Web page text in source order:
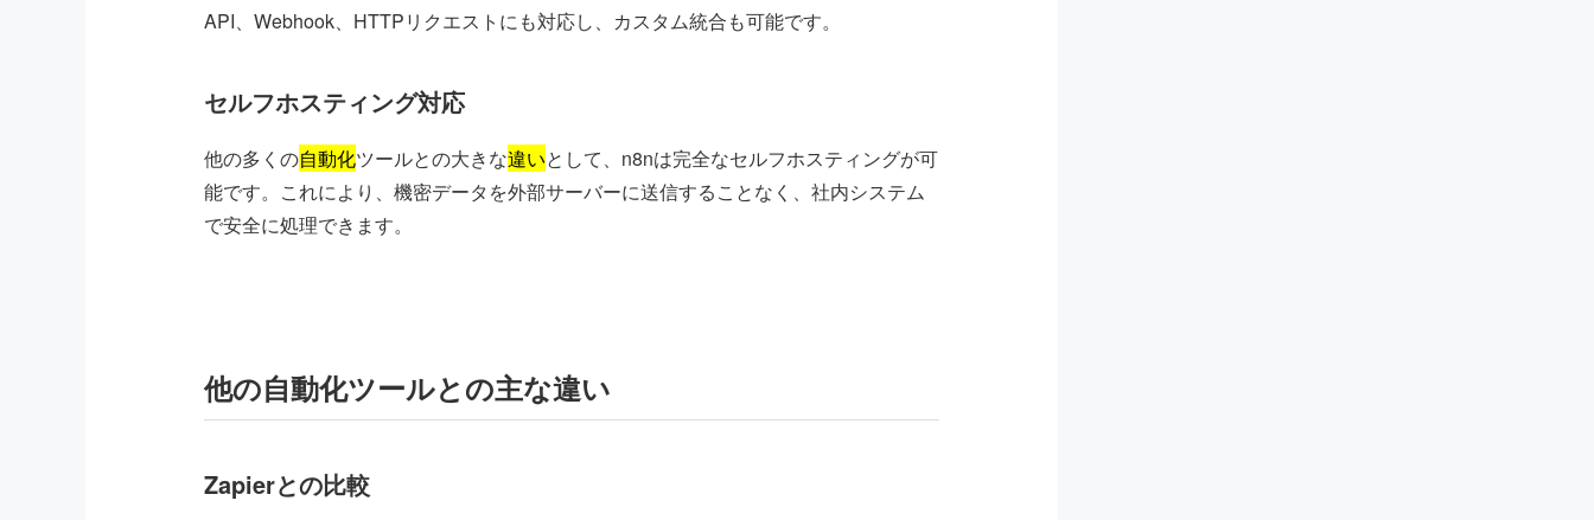
API、Webhook、HTTPリクエストにも対応し、カスタム統合も可能です。
セルフホスティング対応
他の多くの自動化ツールとの大きな違いとして、n8nは完全なセルフホスティングが可
能です。これにより、機密データを外部サーバーに送信することなく、社内システム
で安全に処理できます。
他の自動化ツールとの主な違い
Zapierとの比較